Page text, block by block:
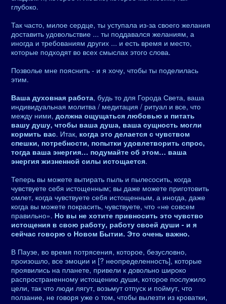
глубоко.
Так часто, милое сердце, ты уступала из-за своего желания
доставить удовольствие ... ты поддавался желаниям, а
иногда и требованиям других ... и есть время и место,
которые подходят во всех смыслах этого слова.
Позволье мне пояснить - и я хочу, чтобы ты поделилась
этим.
Ваша духовная работа, будь то для Города Света, ваша
индивидуальная молитва / медитация / ритуал и все, что
между ними, должна ощущаться любовью и питать
вашу душу, чтобы ваша душа, ваша сущность могли
кормить вас. Итак, когда это делается с чувством
спешки, потребности, попытки удовлетворить спрос,
тогда ваша энергия… подумайте об этом… ваша
энергия жизненной силы истощается.
Теперь вы можете вытирать пыль и пылесосить, когда
чувствуете себя истощенным; вы даже можете приготовить
омлет, когда чувствуете себя истощенным, а иногда, даже
когда вы можете покрасить, чувствуете, что «не совсем
правильно». Но вы не хотите привносить это чувство
истощения в свою работу, работу своей души - и я
сейчас говорю о Новом Бытии. Это очень важно.
В Паузе, во время потрясения, которое, безусловно,
произошло, все эмоции и [? неопределенность], которые
проявились на планете, привели к довольно широко
распространенному истощению души, которое послужило
цели, так что люди лягут, возьмут отпуск и поймут, что
ползание, не говоря уже о том, чтобы вылезти из кроватки,